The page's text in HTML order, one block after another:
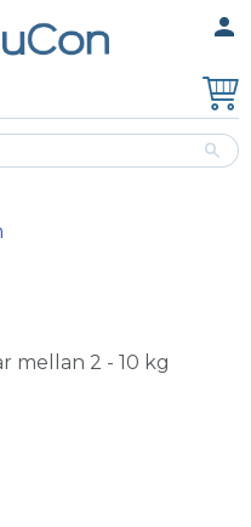
person
mellan 2 - 10 kg